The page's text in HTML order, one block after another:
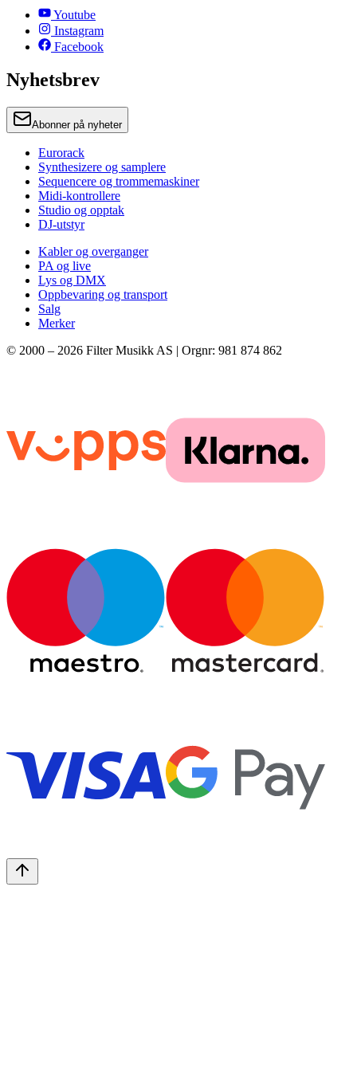
Youtube
Instagram
Facebook
Nyhetsbrev
Abonner på nyheter
Eurorack
Synthesizere og samplere
Sequencere og trommemaskiner
Midi-kontrollere
Studio og opptak
DJ-utstyr
Kabler og overganger
PA og live
Lys og DMX
Oppbevaring og transport
Salg
Merker
© 2000 – 2026 Filter Musikk AS | Orgnr: 981 874 862